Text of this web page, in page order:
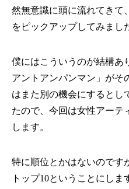
然無意識に頭に流れてきて
をピックアップしてみまし
僕にはこういうのが結構あ
アントアンパンマン」がそ
はまた別の機会にするとし
たので、今回は女性アーテ
します。
特に順位とかはないのです
トップ10ということにしま